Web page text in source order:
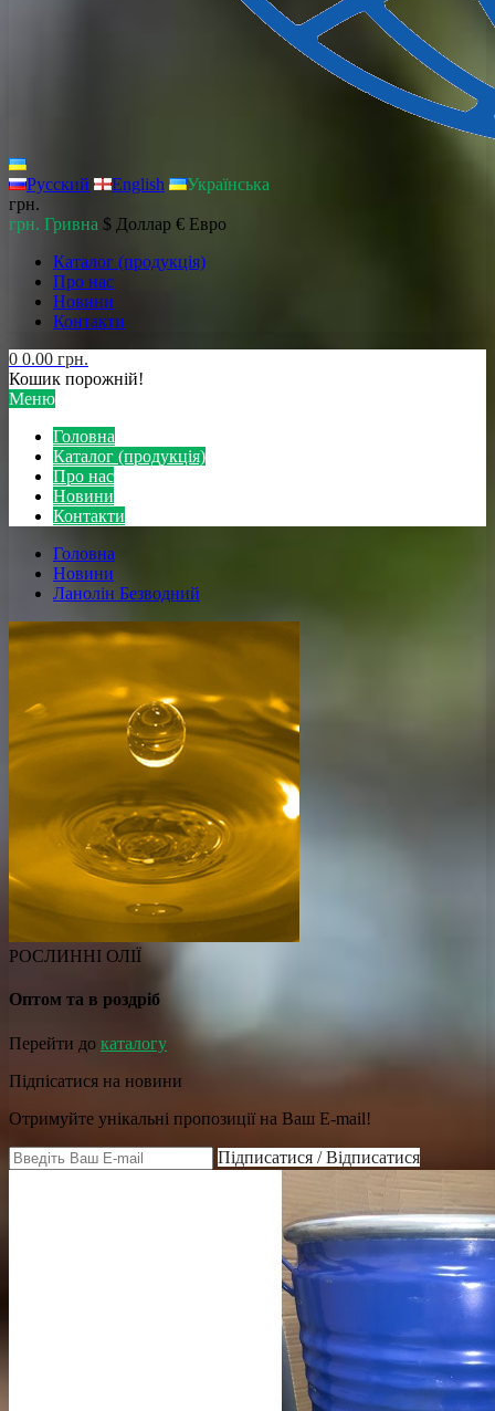
Русский English
Українська
грн.
грн. Гривна $ Доллар € Евро
Каталог (продукція)
Про нас
Новини
Контакти
0 0.00 грн.
Кошик порожній!
Меню
Головна
Каталог (продукція)
Про нас
Новини
Контакти
Головна
Новини
Ланолін Безводний
РОСЛИННІ ОЛІЇ
Оптом та в роздріб
Перейти до каталогу
Підпісатися на новини
Отримуйте унікальні пропозиції на Ваш E-mail!
Підписатися / Відписатися